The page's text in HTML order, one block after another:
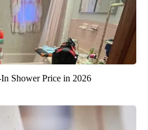
Shower Price in 2026